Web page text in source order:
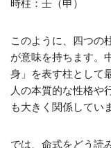
時柱：壬（申）
このように、四つの
が意味を持ちます。
身」を表す柱として
人の本質的な性格や
も大きく関係してい
では、命式をどう読